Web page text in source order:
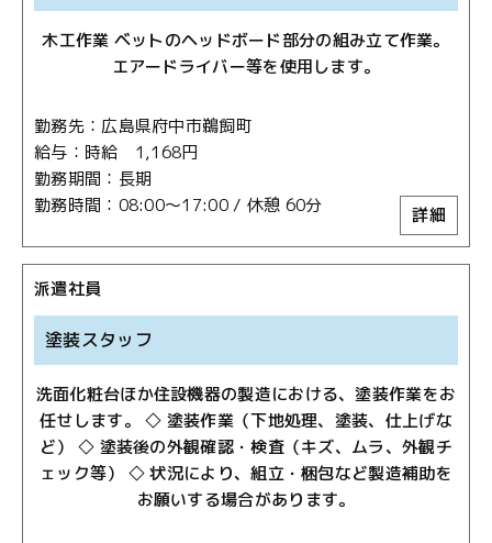
木工作業 ベットのヘッドボード部分の組み立て作業。
エアードライバー等を使用します。
勤務先
広島県府中市鵜飼町
給与
時給 1,168円
勤務期間
長期
勤務時間
08:00～17:00 / 休憩 60分 詳細
派遣社員
塗装スタッフ
洗面化粧台ほか住設機器の製造における、塗装作業をお
任せします。 ◇ 塗装作業（下地処理、塗装、仕上げな
ど） ◇ 塗装後の外観確認・検査（キズ、ムラ、外観チ
ェック等） ◇ 状況により、組立・梱包など製造補助を
お願いする場合があります。